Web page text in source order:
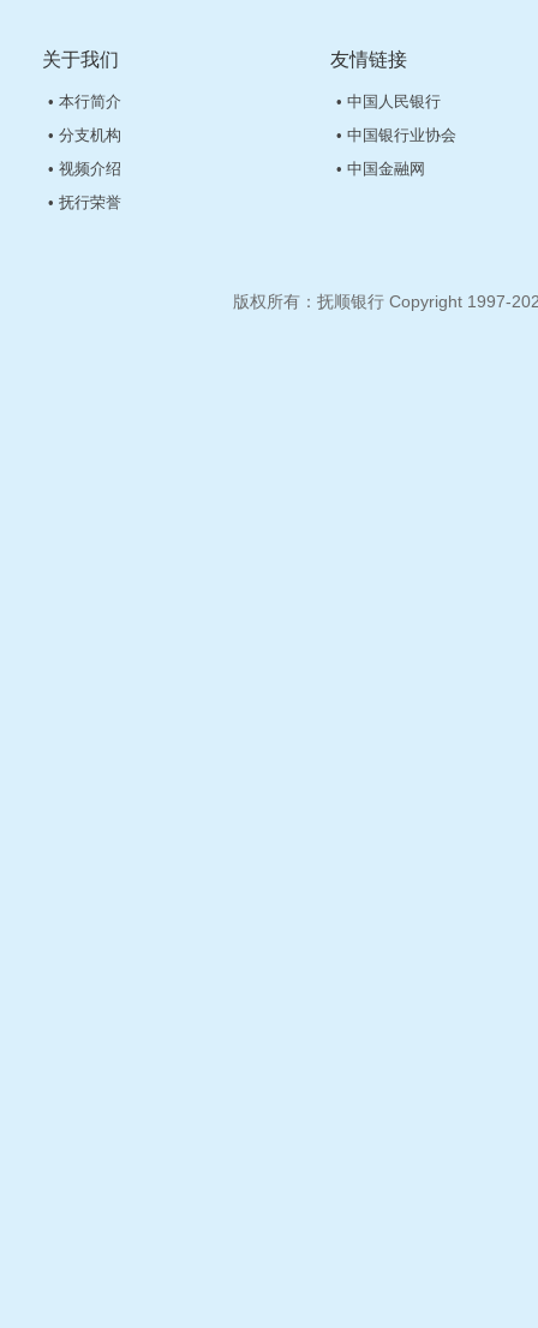
关于我们
• 本行简介
• 分支机构
• 视频介绍
• 抚行荣誉
友情链接
• 中国人民银行
• 中国银行业协会
• 中国金融网
版权所有：抚顺银行 Copyright 1997-